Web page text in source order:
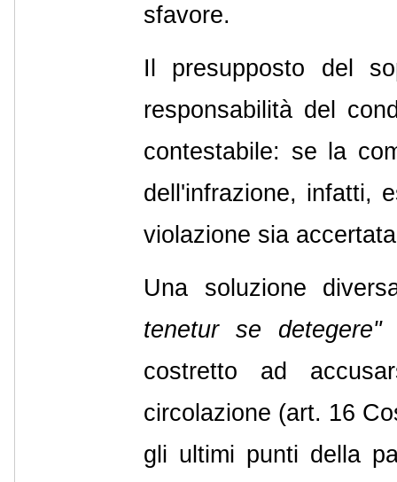
sfavore.
Il presupposto del
responsabilità del
contestabile: se la
dell'infrazione, infatti,
violazione sia
Una soluzione
tenetur se detegere"
costretto ad
circolazione (art. 16
gli ultimi punti della